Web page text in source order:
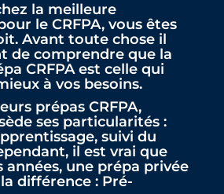
la meilleure
le CRFPA, vous êtes
Avant toute chose il
de comprendre que la
CRFPA est celle qui
à vos besoins.
prépas CRFPA,
ses particularités :
suivi du
il est vrai que
années, une prépa privée
différence : Pré-